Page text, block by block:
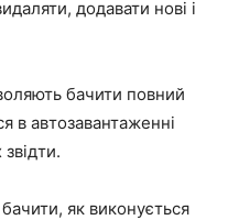
додавати нові і
бачити повний
в автозавантаженні
як виконується